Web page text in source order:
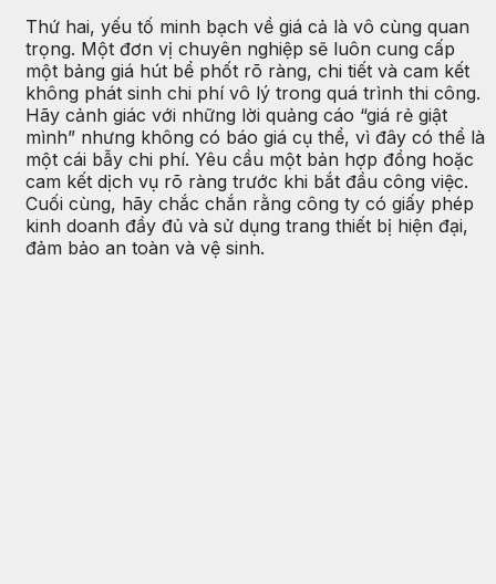
Thứ hai, yếu tố minh bạch về giá cả là vô cùng quan
trọng. Một đơn vị chuyên nghiệp sẽ luôn cung cấp
một bảng giá hút bể phốt rõ ràng, chi tiết và cam kết
không phát sinh chi phí vô lý trong quá trình thi công.
Hãy cảnh giác với những lời quảng cáo “giá rẻ giật
mình” nhưng không có báo giá cụ thể, vì đây có thể là
một cái bẫy chi phí. Yêu cầu một bản hợp đồng hoặc
cam kết dịch vụ rõ ràng trước khi bắt đầu công việc.
Cuối cùng, hãy chắc chắn rằng công ty có giấy phép
kinh doanh đầy đủ và sử dụng trang thiết bị hiện đại,
đảm bảo an toàn và vệ sinh.